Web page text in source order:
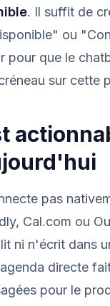
. Il suffit de
ou
pour que le
sur cette
pas
Cal.com ou
ni n'écrit dans
directe
pour le